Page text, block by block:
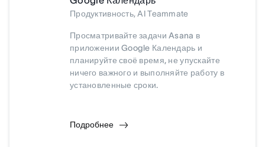
Продуктивность, AI Teammate
Просматривайте задачи Asana в
приложении Google Календарь и
планируйте своё время, не упускайте
ничего важного и выполняйте работу в
установленные сроки.
Подробнее